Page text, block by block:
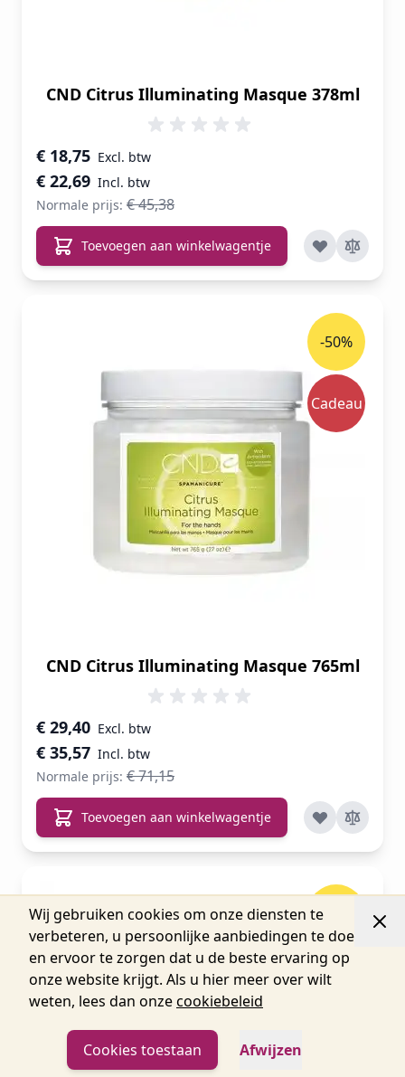
Wij gebruiken cookies om onze diensten te
verbeteren, u persoonlijke aanbiedingen te doen
en ervoor te zorgen dat u de beste ervaring op
onze website krijgt. Als u hier meer over wilt
weten, lees dan onzecookiebeleid
Cookies toestaan Afwijzen
CND Citrus Illuminating Masque 378ml
Speciale prijs
€ 22,69
€ 18,75
Normale prijs: € 45,38
Toevoegen aan winkelwagentje
CND Citrus Illuminating Masque 765ml
Speciale prijs
€ 35,57
€ 29,40
Normale prijs: € 71,15
-50%
Cadeau
Toevoegen aan winkelwagentje
-10%